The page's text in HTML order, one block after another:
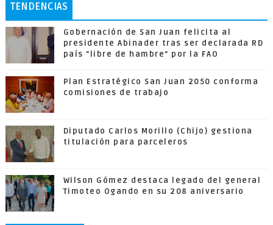
TENDENCIAS
Gobernación de San Juan felicita al
presidente Abinader tras ser declarada RD
país "libre de hambre" por la FAO
Plan Estratégico San Juan 2050 conforma
comisiones de trabajo
Diputado Carlos Morillo (Chijo) gestiona
titulación para parceleros
Wilson Gómez destaca legado del general
Timoteo Ogando en su 208 aniversario